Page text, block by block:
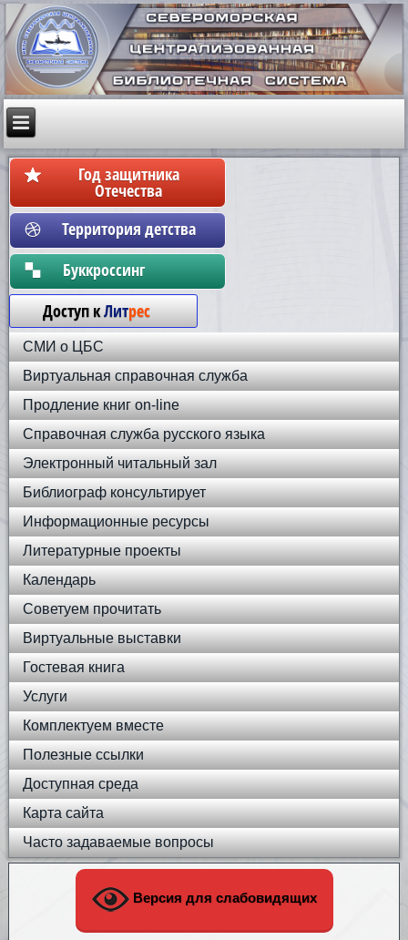
Год защитника
Отечества
Территория детства
Бyккpoccинг
Доступ кЛитрес
СМИ о ЦБС
Виртуальная справочная служба
Продление книг on-line
Справочная служба русского языка
Электронный читальный зал
Библиограф консультирует
Информационные ресурсы
Литературные проекты
Календарь
Советуем прочитать
Виртуальные выставки
Гостевая книга
Услуги
Комплектуем вместе
Полезные ссылки
Доступная среда
Карта сайта
Часто задаваемые вопросы
Версия для слабовидящих